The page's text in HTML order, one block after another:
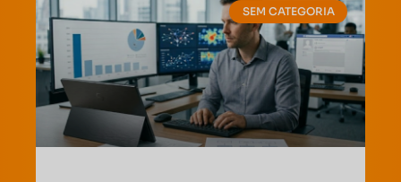
SEM CATEGORIA